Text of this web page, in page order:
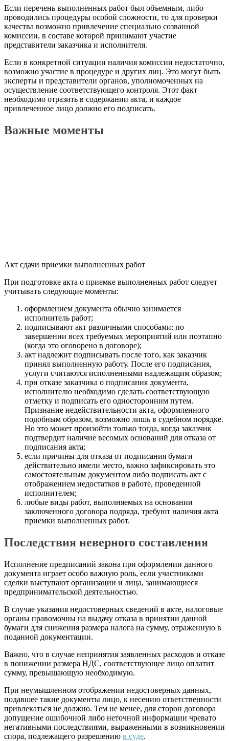
Если перечень выполненных работ был объемным, либо
проводились процедуры особой сложности, то для проверки
качества возможно привлечение специально созванной
комиссии, в составе которой принимают участие
представители заказчика и исполнителя.
Если в конкретной ситуации наличия комиссии недостаточно,
возможно участие в процедуре и других лиц. Это могут быть
эксперты и представители органов, уполномоченных на
осуществление соответствующего контроля. Этот факт
необходимо отразить в содержании акта, и каждое
привлеченное лицо должно его подписать.
Важные моменты
Акт сдачи приемки выполненных работ
При подготовке акта о приемке выполненных работ следует
учитывать следующие моменты:
оформлением документа обычно занимается
исполнитель работ;
подписывают акт различными способами: по
завершении всех требуемых мероприятий или поэтапно
(когда это оговорено в договоре);
акт надлежит подписывать после того, как заказчик
принял выполненную работу. После его подписания,
услуги считаются исполненными надлежащим образом;
при отказе заказчика о подписания документа,
исполнителю необходимо сделать соответствующую
отметку и подписать его односторонним путем.
Признание недействительности акта, оформленного
подобным образом, возможно лишь в судебном порядке.
Но это может произойти только тогда, когда заказчик
подтвердит наличие весомых оснований для отказа от
подписания акта;
если причины для отказа от подписания бумаги
действительно имели место, важно зафиксировать это
самостоятельным документом либо подписать акт с
отображением недостатков в работе, проведенной
исполнителем;
любые виды работ, выполняемых на основании
заключенного договора подряда, требуют наличия акта
приемки выполненных работ.
Последствия неверного составления
Исполнение предписаний закона при оформлении данного
документа играет особо важную роль, если участниками
сделки выступают организации и лица, занимающиеся
предпринимательской деятельностью.
В случае указания недостоверных сведений в акте, налоговые
органы правомочны на выдачу отказа в принятии данной
бумаги для снижения размера налога на сумму, отраженную в
поданной документации.
Важно, что в случае непринятия заявленных расходов и отказе
в понижении размера НДС, соответствующее лицо оплатит
сумму, превышающую необходимую.
При неумышленном отображении недостоверных данных,
подавшее такие документы лицо, к несению ответственности
привлекаться не должно. Тем не менее, для сторон договора
допущение ошибочной либо неточной информации чревато
негативными последствиями, выраженными в возникновении
спора, подлежащего разрешению в суде.